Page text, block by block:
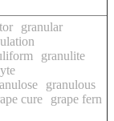
granular
granulite
granulous
cure
grape fern